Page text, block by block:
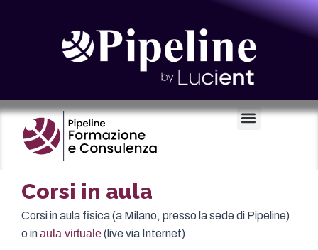
Corsi in aula
Corsi in aula fisica (a Milano, presso la sede di Pipeline)
o inaula virtuale(live via Internet)